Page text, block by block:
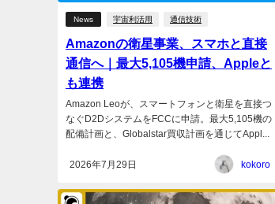
News 宇宙利活用 通信技術
Amazonの衛星事業、スマホと直接
通信へ｜最大5,105機申請、Appleと
も連携
Amazon Leoが、スマートフォンと衛星を直接つ
なぐD2DシステムをFCCに申請。最大5,105機の
配備計画と、Globalstar買収計画を通じてAppl...
2026年7月29日 kokoro